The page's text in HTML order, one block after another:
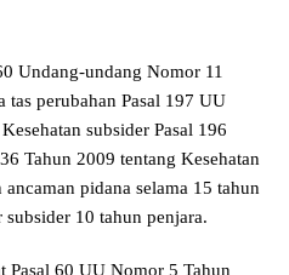
Undang-undang Nomor 11
tas perubahan Pasal 197 UU
subsider Pasal 196
Tahun 2009 tentang Kesehatan
pidana selama 15 tahun
10 tahun penjara.
Pasal 60 UU Nomor 5 Tahun